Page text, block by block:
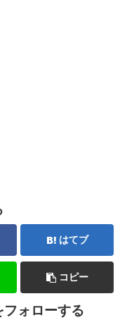
はてブ
コピー
ォローする